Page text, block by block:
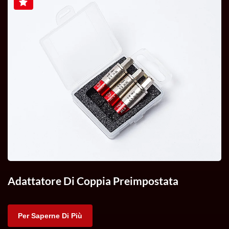
Adattatore Di Coppia Preimpostata
Per Saperne Di Più